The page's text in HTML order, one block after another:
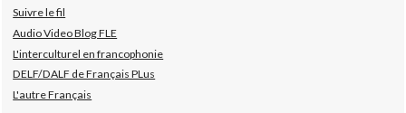
Suivre le fil
Audio Video Blog FLE
L'interculturel en francophonie
DELF/DALF de Français PLus
L'autre Français